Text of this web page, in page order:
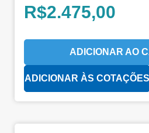
R$2.475,00
ADICIONAR AO
ADICIONAR ÀS COTAÇÕES